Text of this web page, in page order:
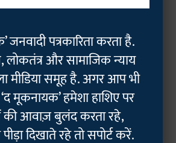
5min read
दलित
रोहित वेमुला केसः क्लोजर रिपोर्ट पर मां-भाई
ने उठाए सवाल, जानिए अब तक क्या हुआ?
Arun Kumar Verma
06 May 2024
3min read
Read More
जनवादी पत्रकारिता करता है.
लोकतंत्र और सामाजिक न्याय
मीडिया समूह है. अगर आप भी
मूकनायक’ हमेशा हाशिए पर
की आवाज़ बुलंद करता रहे,
दिखाते रहे तो सपोर्ट करें.